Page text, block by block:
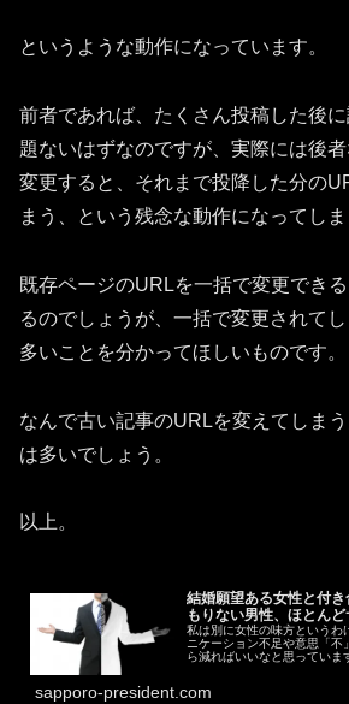
というような動作になっています。
前者であれば、たくさん投稿した後
題ないはずなのですが、実際には後
変更すると、それまで投降した分の
まう、という残念な動作になってしま
既存ページのURLを一括で変更でき
るのでしょうが、一括で変更されて
多いことを分かってほしいものです。
なんで古い記事のURLを変えてしま
は多いでしょう。
以上。
結婚願望ある女性と付
もりない男性、ほとん
私は別に女性の味方というわ
ニケーション不足や意思「
ら減ればいいなと思っていま
sapporo-president.com